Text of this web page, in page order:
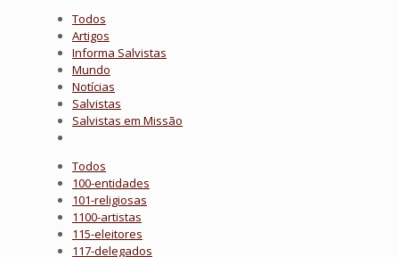
Todos
Artigos
Informa Salvistas
Mundo
Notícias
Salvistas
Salvistas em Missão
Todos
100-entidades
101-religiosas
1100-artistas
115-eleitores
117-delegados